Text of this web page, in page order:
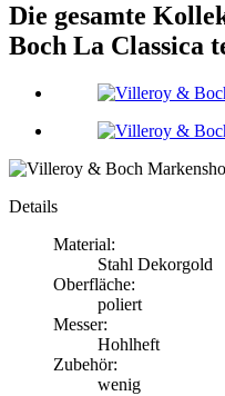
Die gesamte
Boch La Classica
Details
Material:
Stahl Dekorgold
Oberfläche:
poliert
Messer:
Hohlheft
Zubehör:
wenig